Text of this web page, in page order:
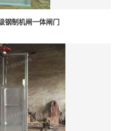
钢制机闸一体闸门